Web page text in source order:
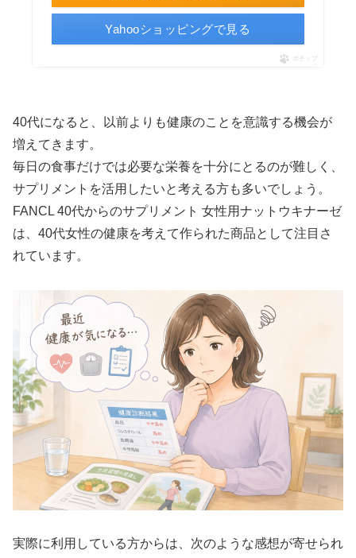
Yahooショッピングで見る
ポチップ
40代になると、以前よりも健康のことを意識する機会が
増えてきます。
毎日の食事だけでは必要な栄養を十分にとるのが難しく、
サプリメントを活用したいと考える方も多いでしょう。
FANCL 40代からのサプリメント 女性用ナットウキナーゼ
は、40代女性の健康を考えて作られた商品として注目さ
れています。
実際に利用している方からは、次のような感想が寄せられ